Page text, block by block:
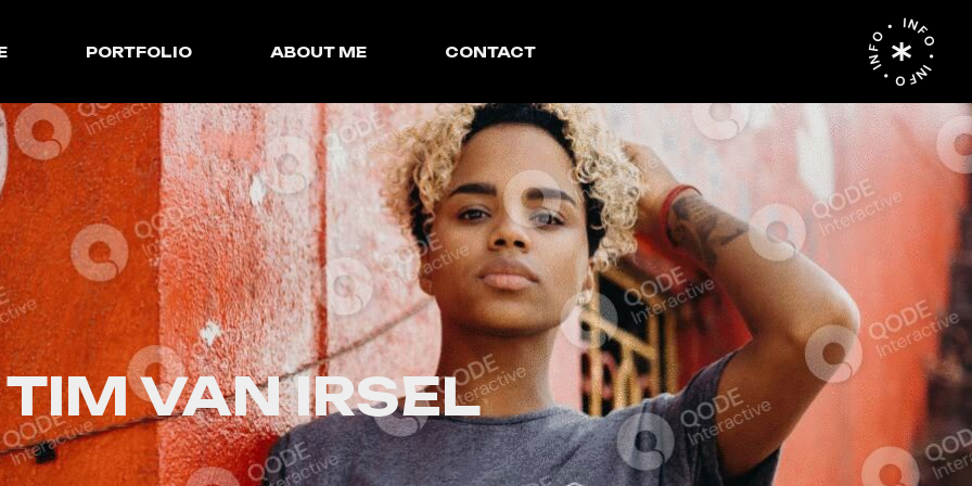
PORTFOLIO ABOUT ME CONTACT INFO • INFO • INFO •
TIM VAN IRSEL